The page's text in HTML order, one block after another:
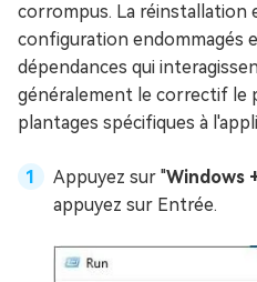
corrompus. La réinstallation
configuration endommagés
dépendances qui
généralement le correctif le
plantages spécifiques à
Appuyez sur "Windows
appuyez sur Entrée.